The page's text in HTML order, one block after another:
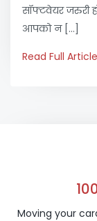
सॉफ्टवेयर जरुरी
आपको न […]
Read Full
Moving your